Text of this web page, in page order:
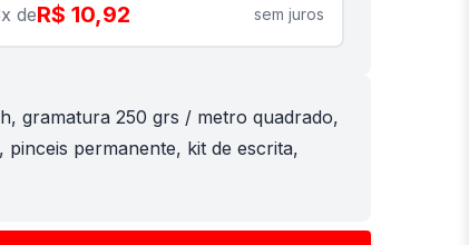
deR$ 10,92 sem juros
gramatura 250 grs / metro quadrado,
permanente, kit de escrita,